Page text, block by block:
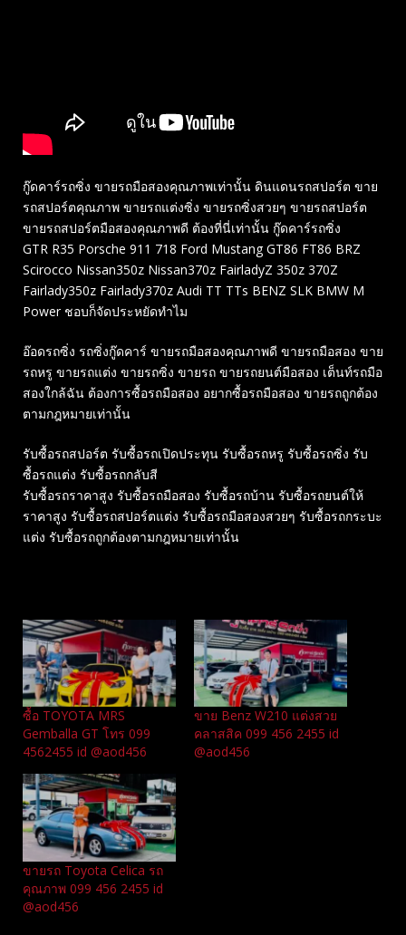
กู๊ดคาร์รถซิ่ง ขายรถมือสองคุณภาพเท่านั้น ดินแดนรถสปอร์ต ขาย
รถสปอร์ตคุณภาพ ขายรถแต่งซิ่ง ขายรถซิ่งสวยๆ ขายรถสปอร์ต
ขายรถสปอร์ตมือสองคุณภาพดี ต้องที่นี่เท่านั้น กู๊ดคาร์รถซิ่ง
GTR R35 Porsche 911 718 Ford Mustang GT86 FT86 BRZ
Scirocco Nissan350z Nissan370z FairladyZ 350z 370Z
Fairlady350z Fairlady370z Audi TT TTs BENZ SLK BMW M
Power ชอบก็จัดประหยัดทำไม
อ๊อดรถซิ่ง รถซิ่งกู๊ดคาร์ ขายรถมือสองคุณภาพดี ขายรถมือสอง ขาย
รถหรู ขายรถแต่ง ขายรถซิ่ง ขายรถ ขายรถยนต์มือสอง เต็นท์รถมือ
สองใกล้ฉัน ต้องการซื้อรถมือสอง อยากซื้อรถมือสอง ขายรถถูกต้อง
ตามกฎหมายเท่านั้น
รับซื้อรถสปอร์ต รับซื้อรถเปิดประทุน รับซื้อรถหรู รับซื้อรถซิ่ง รับ
ซื้อรถแต่ง รับซื้อรถกลับสี
รับซื้อรถราคาสูง รับซื้อรถมือสอง รับซื้อรถบ้าน รับซื้อรถยนต์ให้
ราคาสูง รับซื้อรถสปอร์ตแต่ง รับซื้อรถมือสองสวยๆ รับซื้อรถกระบะ
แต่ง รับซื้อรถถูกต้องตามกฎหมายเท่านั้น
ซื้อ TOYOTA MRS
Gemballa GT โทร 099
4562455 id @aod456
ขาย Benz W210 แต่งสวย
คลาสสิค 099 456 2455 id
@aod456
ขายรถ Toyota Celica รถ
คุณภาพ 099 456 2455 id
@aod456